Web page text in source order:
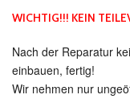
WICHTIG!!! KEIN
Nach der Reparatur
einbauen, fertig!
Wir nehmen nur